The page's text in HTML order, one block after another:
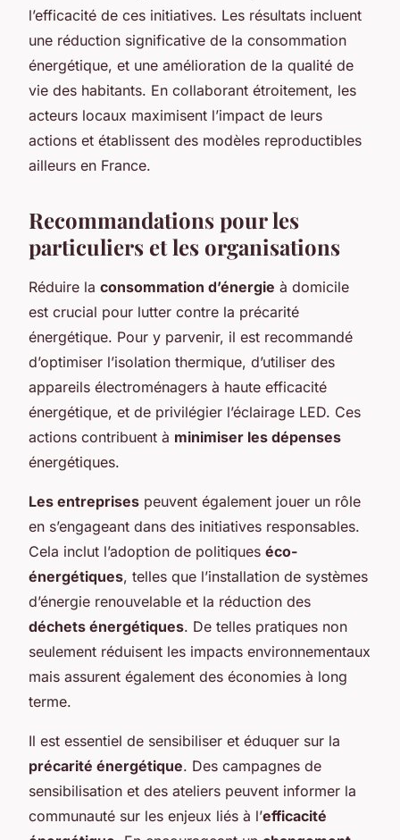
l’efficacité de ces initiatives. Les résultats incluent
une réduction significative de la consommation
énergétique, et une amélioration de la qualité de
vie des habitants. En collaborant étroitement, les
acteurs locaux maximisent l’impact de leurs
actions et établissent des modèles reproductibles
ailleurs en France.
Recommandations pour les
particuliers et les organisations
Réduire la consommation d’énergie à domicile
est crucial pour lutter contre la précarité
énergétique. Pour y parvenir, il est recommandé
d’optimiser l’isolation thermique, d’utiliser des
appareils électroménagers à haute efficacité
énergétique, et de privilégier l’éclairage LED. Ces
actions contribuent à minimiser les dépenses
énergétiques.
Les entreprises peuvent également jouer un rôle
en s’engageant dans des initiatives responsables.
Cela inclut l’adoption de politiques éco-
énergétiques, telles que l’installation de systèmes
d’énergie renouvelable et la réduction des
déchets énergétiques. De telles pratiques non
seulement réduisent les impacts environnementaux
mais assurent également des économies à long
terme.
Il est essentiel de sensibiliser et éduquer sur la
précarité énergétique. Des campagnes de
sensibilisation et des ateliers peuvent informer la
communauté sur les enjeux liés à l’efficacité